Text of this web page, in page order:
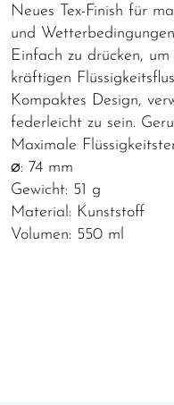
Neues Tex-Finish für
und Wetterbedingungen
Einfach zu drücken,
kräftigen
Kompaktes Design,
federleicht zu sein.
Maximale
⌀: 74 mm
Gewicht: 51 g
Material: Kunststoff
Volumen: 550 ml